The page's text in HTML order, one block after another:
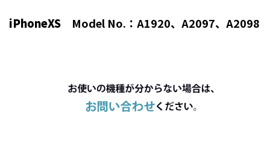
iPhoneXS Model No.：A1920、A2097、A2098